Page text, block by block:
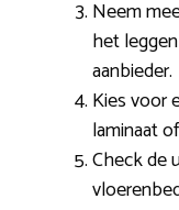
Neem
het
aanbieder.
Kies voor
laminaat
Check de